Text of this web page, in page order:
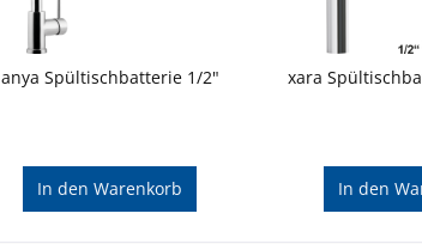
anya Spültischbatterie 1/2"
In den Warenkorb
xara
In den